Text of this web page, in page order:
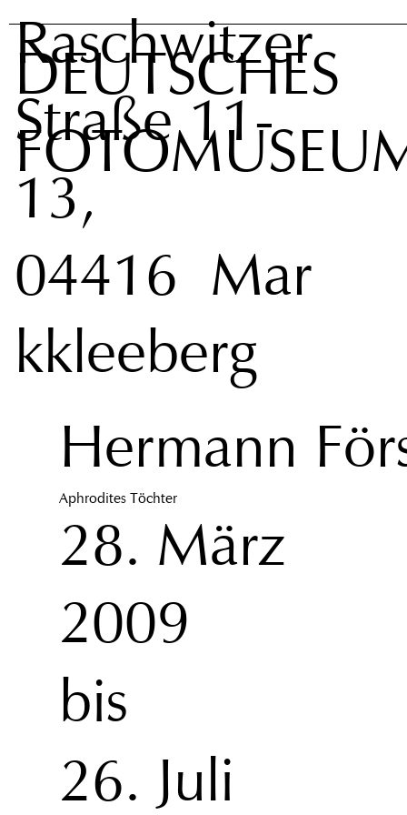
Raschwitzer
Straße 11-
13,
04416 Mar
kkleeberg
DEUTSCHES
Hermann
Aphrodites Töchter
28. März
2009
26. Juli
bis